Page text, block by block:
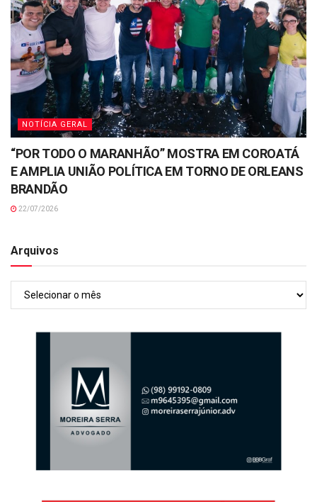
NOTÍCIA GERAL
“POR TODO O MARANHÃO” MOSTRA EM COROATÁ
E AMPLIA UNIÃO POLÍTICA EM TORNO DE ORLEANS
BRANDÃO
22/07/2026
Arquivos
Arquivos